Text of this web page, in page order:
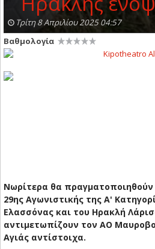
Τρίτη 8 Απριλίου 2025 04:57
Βαθμολογία
Νωρίτερα θα πραγματοποιηθούν
29ης Αγωνιστικής της Α'
Ελασσόνας και του Ηρακλή
αντιμετωπίζουν τον ΑΟ
Αγιάς αντίστοιχα.